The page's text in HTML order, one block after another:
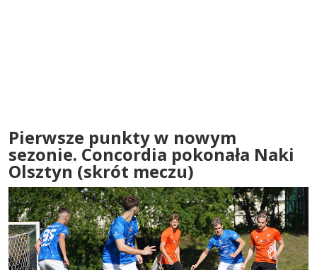
Pierwsze punkty w nowym
sezonie. Concordia pokonała Naki
Olsztyn (skrót meczu)